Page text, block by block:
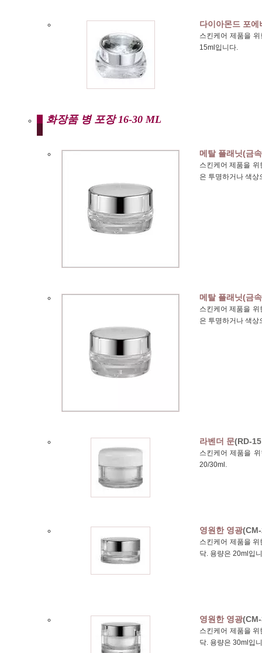
다이아몬드 포에
스킨케어 제품을
15ml입니다.
화장품 병 포장 16-30 ML
메탈 플래닛(금
스킨케어 제품을
은 투명하거나 색상
메탈 플래닛(금
스킨케어 제품을
은 투명하거나 색상
라벤더 문(RD-
스킨케어 제품을
20/30ml.
영원한 영광
스킨케어 제품을
닥. 용량은 20ml입
영원한 영광
스킨케어 제품을
닥. 용량은 30ml입